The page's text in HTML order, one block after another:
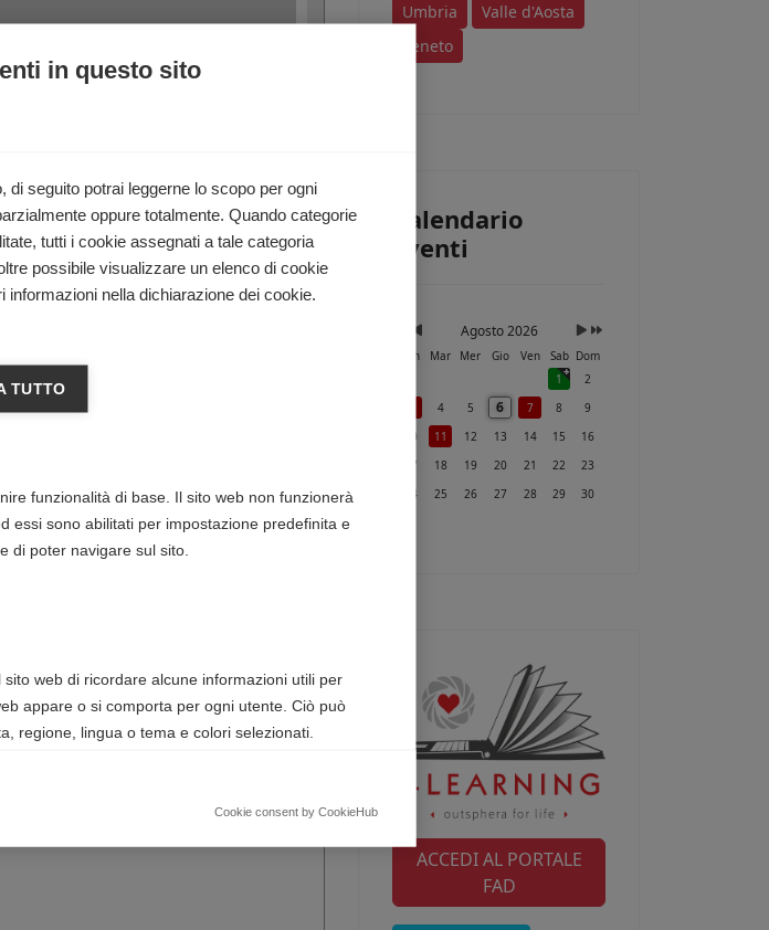
sona.it
Sanitario Odv
riservato
riservato
Scienza, 1 Verona VR
Umbria
Valle d'Aosta
Veneto
Calendario
Eventi
Agosto 2026
Lun Mar Mer Gio Ven Sab Dom
1
2
4 5 6 7 8
9
10
11 12 13 14 15
16
17
18 19 20 21 22
23
24
25 26 27 28 29
30
ACCEDI AL PORTALE
FAD
in questo sito
seguito potrai leggerne lo scopo per ogni
oppure totalmente. Quando categorie
tutti i cookie assegnati a tale categoria
possibile visualizzare un elenco di cookie
nella dichiarazione dei cookie.
TUTTO
funzionalità di base. Il sito web non funzionerà
essi sono abilitati per impostazione predefinita e
di poter navigare sul sito.
web di ricordare alcune informazioni utili per
appare o si comporta per ogni utente. Ciò può
regione, lingua o tema e colori selezionati.
il nostro sito web raccogliendo e segnalando
Cookie consent by CookieHub